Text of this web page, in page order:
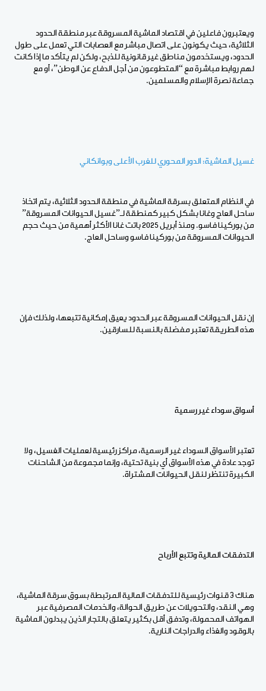
ويعتبرون فاعلين في اقتصاد الماشية المسروقة عبر منطقة الحدود
الثلاثية، حيث يكونون على اتصال مباشر مع العصابات التي تعمل على طول
الحدود، ويستخدمون مناطق غير قانونية للذبح، ولكن لم يتأكد ما إذا كانت
لهم روابط مباشرة مع “المتطوعون من أجل الدفاع عن الوطن”، أو مع
جماعة نصرة الإسلام والمسلمين.
غسيل الماشية: الدور المحوري للغرب الأعلى وبوانكاني
في النظام المتعلق بسرقة الماشية في منطقة الحدود الثلاثية، يتم اتخاذ
ساحل العاج وغانا بشكل كبير كمنطقة لـ”غسيل الحيوانات المسروقة”
من بوركينا فاسو. ومنذ أبريل 2025 باتت غانا الأكثر أهمية من حيث حجم
الحيوانات المسروقة من بوركينا فاسو وساحل العاج.
إن نقل الحيوانات المسروقة عبر الحدود يعيق إمكانية تتبعها، ولذلك فإن
هذه الطريقة تعتبر مفضلة بالنسبة للسارقين.
أسواق سوداء غير رسمية
تعتبر الأسواق السوداء غير الرسمية، مراكز رئيسية لعمليات الغسيل، ولا
توجد عادة في هذه الأسواق أي بنية تحتية، وإنما مجموعة من الشاحنات
الكبيرة تنتظر لنقل الحيوانات المشتراة.
التدفقات المالية وتتبع الأرباح
هناك 3 قنوات رئيسية للتدفقات المالية المرتبطة بسوق سرقة الماشية،
وهي النقد، والتحويلات عن طريق الحوالة، والخدمات المصرفية عبر
الهواتف المحمولة، وتدفق أقل بكثير يتعلق بالتجار الذين يبدلون الماشية
بالوقود والغذاء والدراجات النارية.